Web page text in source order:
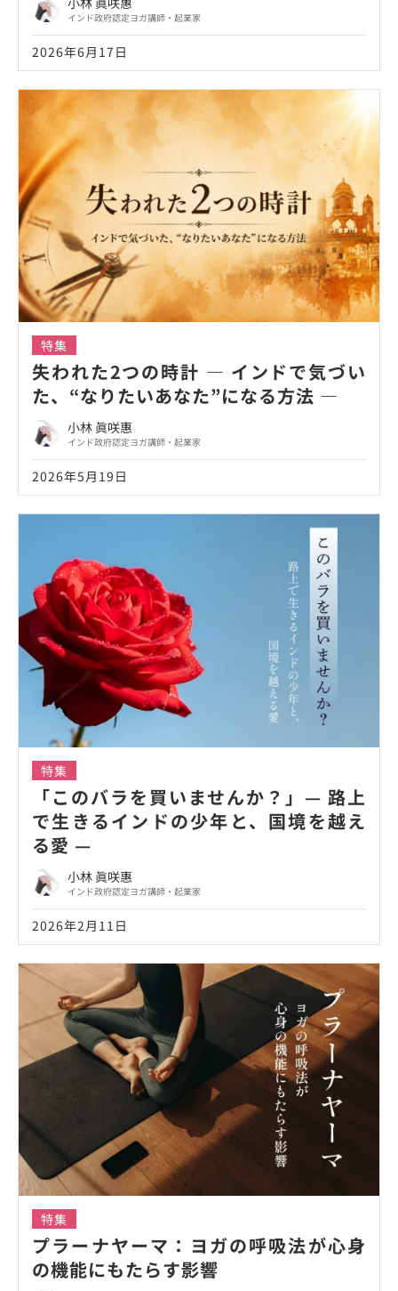
インド政府認定ヨガ講師・起業家
2026年6月17日
特集
失われた2つの時計 ― インドで気づい
た、“なりたいあなた”になる方法 ―
小林 眞咲惠
インド政府認定ヨガ講師・起業家
2026年5月19日
特集
「このバラを買いませんか？」— 路上
で生きるインドの少年と、国境を越え
る愛 —
小林 眞咲惠
インド政府認定ヨガ講師・起業家
2026年2月11日
特集
プラーナヤーマ：ヨガの呼吸法が心身
の機能にもたらす影響